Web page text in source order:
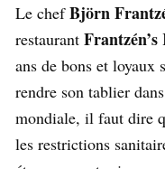
Le chefBjörn
restaurant
ans de bons et loyaux
rendre son tablier
mondiale, il faut dire
les restrictions